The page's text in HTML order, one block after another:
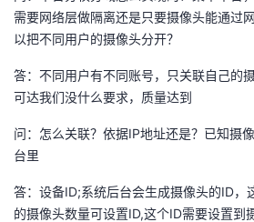
发
者
的
博
我
的
我
开
发
学
堂
的
Programs
我
的
持
我
需要网络层做隔离还是只要摄像头能通过
以把不同用户的摄像头分开？
答：不同用户有不同账号，只关联自己的
可达我们没什么要求，质量达到
问：怎么关联？依据IP地址还是？已知摄
台里
答：设备ID;系统后台会生成摄像头的ID，
的摄像头数量可设置ID,这个ID需要设置到